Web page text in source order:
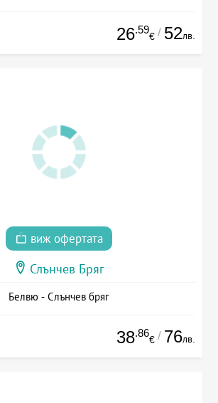
26.59
€ / 52лв.
виж офертата
Слънчев Бряг
Белвю - Слънчев бряг
38.86
€ / 76лв.